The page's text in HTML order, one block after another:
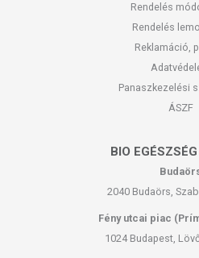
Rendelés
Rendelés
Reklamáció,
Panaszkezelési
ÁSZF
BIO
2040 Budaörs,
Fény utcai piac
1024 Budapest,